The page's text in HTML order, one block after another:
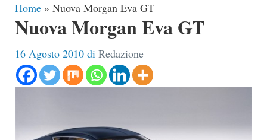
Home » Nuova Morgan Eva GT
Nuova Morgan Eva GT
16 Agosto 2010 di Redazione